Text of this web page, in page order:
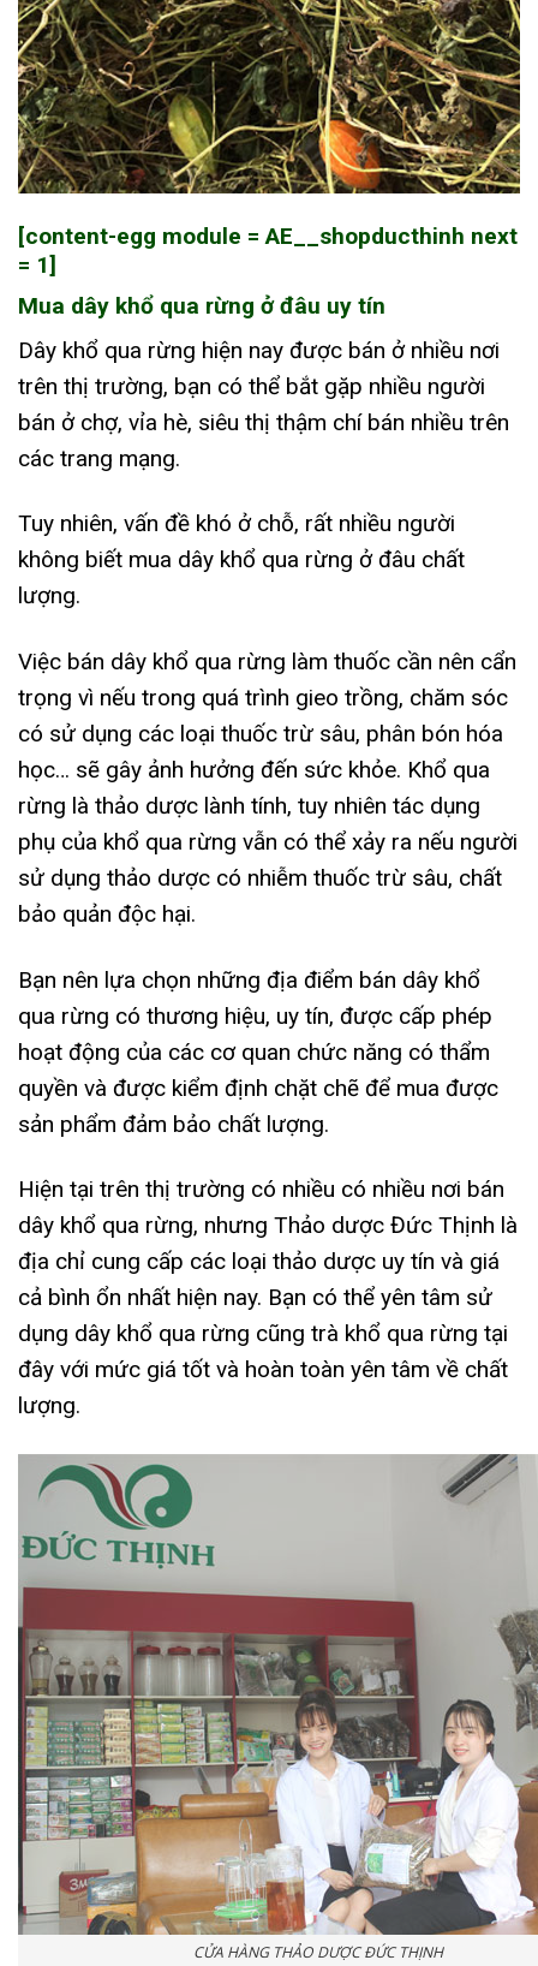
[content-egg module = AE__shopducthinh next
= 1]
Mua dây khổ qua rừng ở đâu uy tín
Dây khổ qua rừng hiện nay được bán ở nhiều nơi
trên thị trường, bạn có thể bắt gặp nhiều người
bán ở chợ, vỉa hè, siêu thị thậm chí bán nhiều trên
các trang mạng.
Tuy nhiên, vấn đề khó ở chỗ, rất nhiều người
không biết mua dây khổ qua rừng ở đâu chất
lượng.
Việc bán dây khổ qua rừng làm thuốc cần nên cẩn
trọng vì nếu trong quá trình gieo trồng, chăm sóc
có sử dụng các loại thuốc trừ sâu, phân bón hóa
học… sẽ gây ảnh hưởng đến sức khỏe. Khổ qua
rừng là thảo dược lành tính, tuy nhiên tác dụng
phụ của khổ qua rừng vẫn có thể xảy ra nếu người
sử dụng thảo dược có nhiễm thuốc trừ sâu, chất
bảo quản độc hại.
Bạn nên lựa chọn những địa điểm bán dây khổ
qua rừng có thương hiệu, uy tín, được cấp phép
hoạt động của các cơ quan chức năng có thẩm
quyền và được kiểm định chặt chẽ để mua được
sản phẩm đảm bảo chất lượng.
Hiện tại trên thị trường có nhiều có nhiều nơi bán
dây khổ qua rừng, nhưng Thảo dược Đức Thịnh là
địa chỉ cung cấp các loại thảo dược uy tín và giá
cả bình ổn nhất hiện nay. Bạn có thể yên tâm sử
dụng dây khổ qua rừng cũng trà khổ qua rừng tại
đây với mức giá tốt và hoàn toàn yên tâm về chất
lượng.
CỬA HÀNG THẢO DƯỢC ĐỨC THỊNH